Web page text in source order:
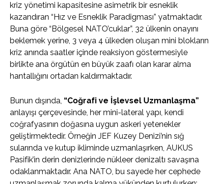
kriz yönetimi kapasitesine asimetrik bir esneklik
kazandıran “Hız ve Esneklik Paradigması” yatmaktadır.
Buna göre “Bölgesel NATO’cuklar”, 32 ülkenin onayını
beklemek yerine, 3 veya 4 ülkeden oluşan mini blokların
kriz anında saatler içinde reaksiyon göstermesiyle
birlikte ana örgütün en büyük zaafı olan karar alma
hantallığını ortadan kaldırmaktadır.
Bunun dışında, “Coğrafi ve İşlevsel Uzmanlaşma”
anlayışı çerçevesinde, her mini-lateral yapı, kendi
coğrafyasının doğasına uygun askeri yetenekler
geliştirmektedir. Örneğin JEF Kuzey Denizi’nin sığ
sularında ve kutup ikliminde uzmanlaşırken, AUKUS
Pasifik’in derin denizlerinde nükleer denizaltı savaşına
odaklanmaktadır. Ana NATO, bu sayede her cephede